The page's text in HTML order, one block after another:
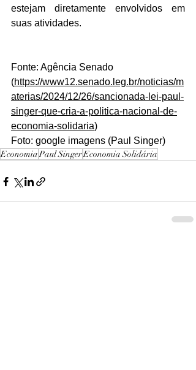
estejam diretamente envolvidos em
suas atividades.
Fonte: Agência Senado
(https://www12.senado.leg.br/noticias/m
aterias/2024/12/26/sancionada-lei-paul-
singer-que-cria-a-politica-nacional-de-
economia-solidaria)
Foto: google imagens (Paul Singer)
EconomiaPaul SingerEconomia Solidária